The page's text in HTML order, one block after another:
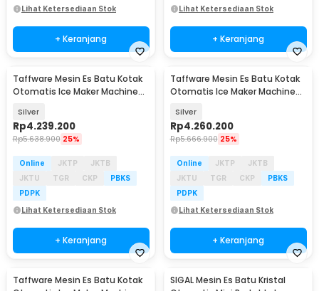
Lihat Ketersediaan Stok
+ Keranjang
Lihat Ketersediaan Stok
+ Keranjang
Taffware Mesin Es Batu Kotak
Otomatis Ice Maker Machine
Silver
Rp4.239.200
Rp5.638.900 25%
Online JKTP
JKTB
JKTU
TGR CKP
PBKS
PDPK
Lihat Ketersediaan Stok
+ Keranjang
Taffware Mesin Es Batu Kotak
Otomatis Ice Maker Machine
Silver
Rp4.260.200
Rp5.666.900 25%
Online JKTP
JKTB
JKTU
TGR CKP
PBKS
PDPK
Lihat Ketersediaan Stok
+ Keranjang
Taffware Mesin Es Batu Kotak
SIGAL Mesin Es Batu Kristal